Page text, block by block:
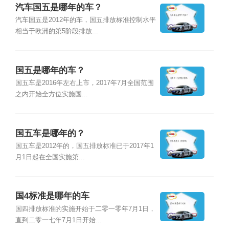
汽车国五是哪年的车？
汽车国五是2012年的车，国五排放标准控制水平
相当于欧洲的第5阶段排放...
国五是哪年的车？
国五车是2016年左右上市，2017年7月全国范围
之内开始全方位实施国...
国五车是哪年的？
国五车是2012年的，国五排放标准已于2017年1
月1日起在全国实施第...
国4标准是哪年的车
国四排放标准的实施开始于二零一零年7月1日，
直到二零一七年7月1日开始...